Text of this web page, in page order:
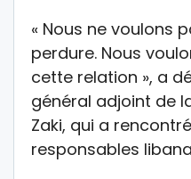
« Nous ne voulons
perdure. Nous
cette relation », a
général adjoint de
Zaki, qui a
responsables